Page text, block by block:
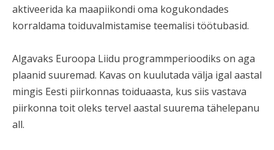
aktiveerida ka maapiikondi oma kogukondades
korraldama toiduvalmistamise teemalisi töötubasid.
Algavaks Euroopa Liidu programmperioodiks on aga
plaanid suuremad. Kavas on kuulutada välja igal aastal
mingis Eesti piirkonnas toiduaasta, kus siis vastava
piirkonna toit oleks tervel aastal suurema tähelepanu
all.